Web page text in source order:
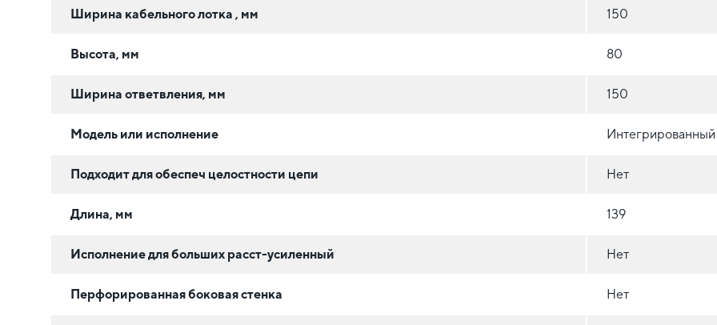
Ширина кабельного лотка , мм 150
Высота, мм 80
Ширина ответвления, мм 150
Модель или исполнение
Подходит для обеспеч целостности цепи Нет
Длина, мм 139
Исполнение для больших расст-усиленный Нет
Перфорированная боковая стенка Нет